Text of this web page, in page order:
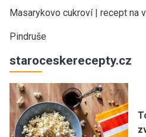
Masarykovo cukroví | recept na
Pindruše
staroceskerecepty.cz